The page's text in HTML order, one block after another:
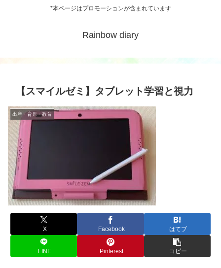
*本ページはプロモーションが含まれています
Rainbow diary
【スマイルゼミ】タブレット学習と視力
出産・育児・教育
X Facebook はてブ
LINE Pinterest コピー